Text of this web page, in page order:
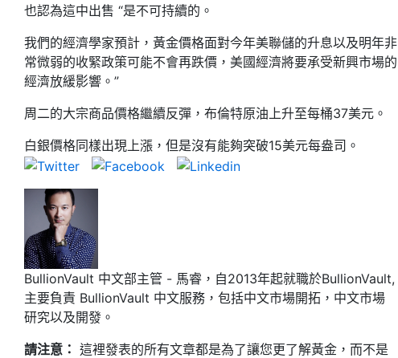
也認為這中出售 “是不可持續的。
我們的經濟學家預計，黃金價格面對今年美聯儲的升息以及明年非
常微弱的收緊政策可能不會再跌價，美國經濟將要承受新興市場的
經濟放緩影響。”
周二的大宗商品價格繼續反彈，布倫特原油上升至每桶37美元。
白銀價格同樣出現上漲，但是沒有能夠突破15美元每盎司。
BullionVault 中文部主管 - 馬睿，自2013年起就職於BullionVault,
主要負責 BullionVault 中文服務，包括中文市場開拓，中文市場
研究以及開發。
請注意： 這裡發表的所有文章都是為了讓您更了解黃金，而不是